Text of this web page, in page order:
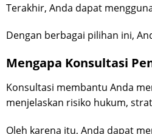
Terakhir, Anda dapat
Dengan berbagai pilihan ini,
Mengapa Konsultasi
Konsultasi membantu Anda
menjelaskan risiko hukum,
Oleh karena itu, Anda dapat